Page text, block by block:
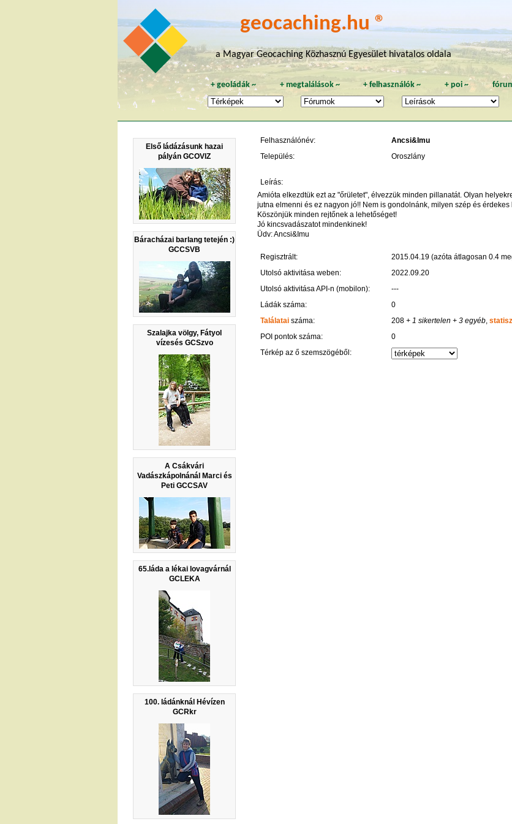
geocaching.hu ®
a Magyar Geocaching Közhasznú Egyesület hivatalos oldala
+geoládák ~ + megtalálások~ +felhasználók ~ + poi~
Első ládázásunk hazai
pályán GCOVIZ
Báracházai barlang tetején :)
GCCSVB
Szalajka völgy, Fátyol
vízesés GCSzvo
A Csákvári
Vadászkápolnánál Marci és
Peti GCCSAV
65.láda a lékai lovagvárnál
GCLEKA
100. ládánknál Hévízen
GCRkr
Felhasználónév:
Ancsi&Imu
Település:
Oroszlány
Leírás:
Amióta elkezdtük ezt az "őrületet", élvezzük minden pillanatát. Olyan
jutna elmenni és ez nagyon jó!! Nem is gondolnánk, milyen szép és
Köszönjük minden rejtőnek a lehetőséget!
Jó kincsvadászatot mindenkinek!
Üdv: Ancsi&Imu
Regisztrált:
2015.04.19 (azóta átlagosan 0.4
Utolsó aktivitása weben:
2022.09.20
Utolsó aktivitása API-n (mobilon):
---
Ládák száma:
0
Találatai száma: 208+ 1 sikertelen + 3 egyéb,
POI pontok száma:
0
Térkép az ő szemszögéből: